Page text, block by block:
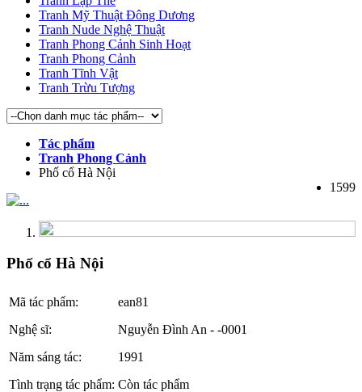
Tranh Mỹ Thuật Đông Dương
Tranh Nude Nghệ Thuật
Tranh Phong Cảnh Sinh Hoạt
Tranh Phong Cảnh
Tranh Tĩnh Vật
Tranh Trừu Tượng
Tác phẩm
Tranh Phong Cảnh
Phố cổ Hà Nội
1599
Phố cổ Hà Nội
Mã tác phẩm:
ean81
Nghệ sĩ:
Nguyễn Đình An - -0001
Năm sáng tác:
1991
Tình trạng tác phẩm: Còn tác phẩm